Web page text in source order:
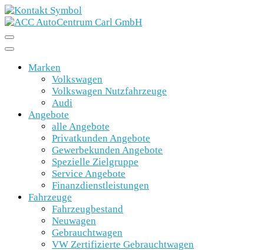
Marken
Volkswagen
Volkswagen Nutzfahrzeuge
Audi
Angebote
alle Angebote
Privatkunden Angebote
Gewerbekunden Angebote
Spezielle Zielgruppe
Service Angebote
Finanzdienstleistungen
Fahrzeuge
Fahrzeugbestand
Neuwagen
Gebrauchtwagen
VW Zertifizierte Gebrauchtwagen